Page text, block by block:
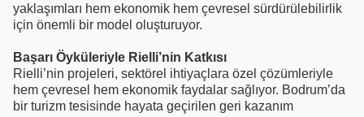
yaklaşımları hem ekonomik hem çevresel sürdürülebilirlik
için önemli bir model oluşturuyor.
Başarı Öyküleriyle Rielli’nin Katkısı
Rielli’nin projeleri, sektörel ihtiyaçlara özel çözümleriyle
hem çevresel hem ekonomik faydalar sağlıyor. Bodrum’da
bir turizm tesisinde hayata geçirilen geri kazanım